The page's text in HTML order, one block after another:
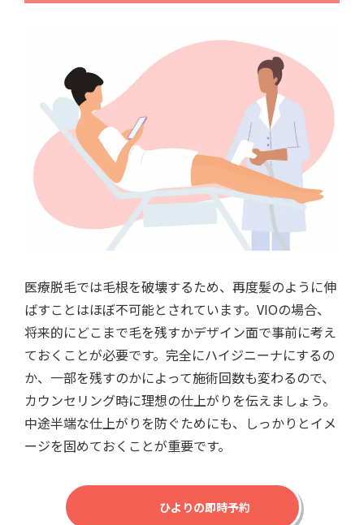
医療脱毛では毛根を破壊するため、再度髪のように伸
ばすことはほぼ不可能とされています。VIOの場合、
将来的にどこまで毛を残すかデザイン面で事前に考え
ておくことが必要です。完全にハイジニーナにするの
か、一部を残すのかによって施術回数も変わるので、
カウンセリング時に理想の仕上がりを伝えましょう。
中途半端な仕上がりを防ぐためにも、しっかりとイメ
ージを固めておくことが重要です。
ひよりの即時予約